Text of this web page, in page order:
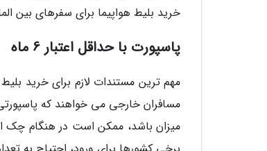
خرید بلیط هواپیما برای سفرهای بین
پاسپورت با حداقل اعتبار 6 ماه
مهم ترین مستندات لازم برای خرید
میزان باشد، ممکن است در هنگام چک